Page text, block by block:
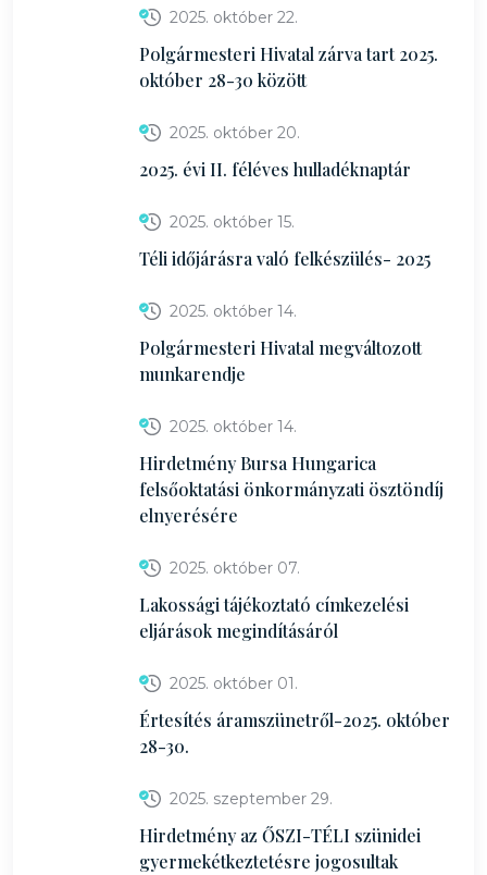
2025. október 22.
Polgármesteri Hivatal zárva tart 2025.
október 28-30 között
2025. október 20.
2025. évi II. féléves hulladéknaptár
2025. október 15.
Téli időjárásra való felkészülés- 2025
2025. október 14.
Polgármesteri Hivatal megváltozott
munkarendje
2025. október 14.
Hirdetmény Bursa Hungarica
felsőoktatási önkormányzati ösztöndíj
elnyerésére
2025. október 07.
Lakossági tájékoztató címkezelési
eljárások megindításáról
2025. október 01.
Értesítés áramszünetről-2025. október
28-30.
2025. szeptember 29.
Hirdetmény az ŐSZI-TÉLI szünidei
gyermekétkeztetésre jogosultak